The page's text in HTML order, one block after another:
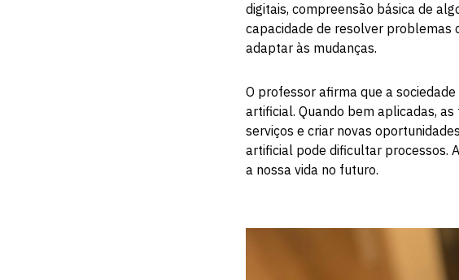
digitais, compreensão básica de
capacidade de resolver problemas
adaptar às mudanças.
O professor afirma que a
artificial. Quando bem aplicadas,
serviços e criar novas
artificial pode dificultar processos.
a nossa vida no futuro.